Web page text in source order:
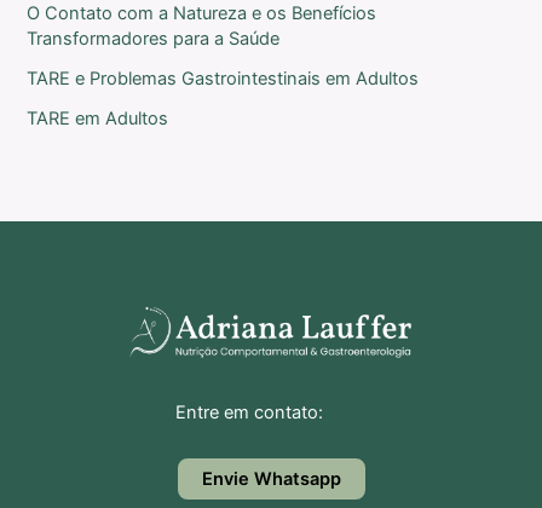
O Contato com a Natureza e os Benefícios
Transformadores para a Saúde
TARE e Problemas Gastrointestinais em Adultos
TARE em Adultos
Entre em contato:
Envie Whatsapp